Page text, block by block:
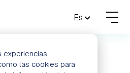
experiencias,
las cookies para
MENU
Es